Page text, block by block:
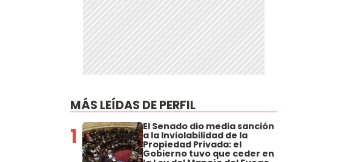
MÁS LEÍDAS DE PERFIL
1 El Senado dio media sanción
a la Inviolabilidad de la
Propiedad Privada: el
Gobierno tuvo que ceder en